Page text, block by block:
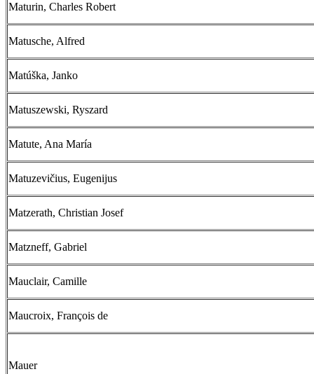
Maturin, Charles Robert
Matusche, Alfred
Matúška, Janko
Matuszewski, Ryszard
Matute, Ana María
Matuzevičius, Eugenijus
Matzerath, Christian Josef
Matzneff, Gabriel
Mauclair, Camille
Maucroix, François de
Mauer